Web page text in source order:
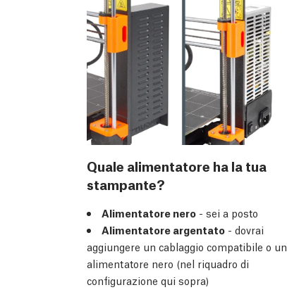
Quale alimentatore ha la tua
stampante?
Alimentatore nero - sei a posto
Alimentatore argentato - dovrai
aggiungere un cablaggio compatibile o un
alimentatore nero (nel riquadro di
configurazione qui sopra)